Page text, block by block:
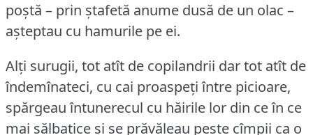
poștă – prin ștafetă anume dusă de un olac –
așteptau cu hamurile pe ei.
Alți surugii, tot atît de copilandrii dar tot atît de
îndemînateci, cu cai proaspeți între picioare,
spărgeau întunerecul cu hăirile lor din ce în ce
mai sălbatice și se prăvăleau peste cîmpii ca o